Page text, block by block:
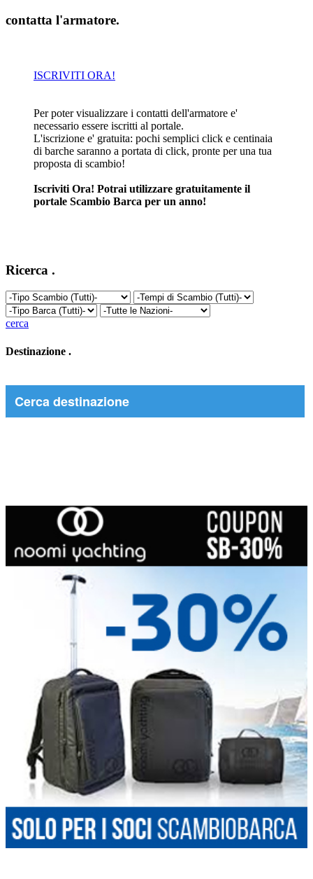
contatta l'armatore.
ISCRIVITI ORA!
Per poter visualizzare i contatti dell'armatore e'
necessario essere iscritti al portale.
L'iscrizione e' gratuita: pochi semplici click e centinaia
di barche saranno a portata di click, pronte per una tua
proposta di scambio!
Iscriviti Ora! Potrai utilizzare gratuitamente il
portale Scambio Barca per un anno!
Ricerca .
cerca
Destinazione .